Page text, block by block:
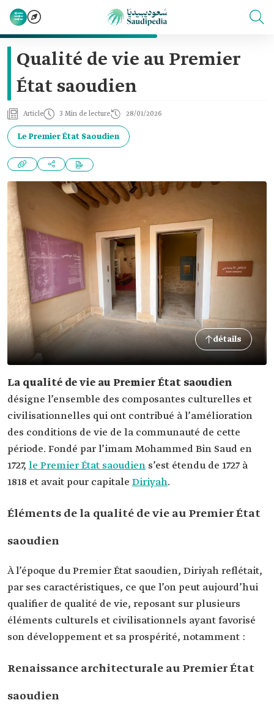
Qualité de vie au Premier
État saoudien
Article 3 Min de lecture 28/01/2026
Le Premier État Saoudien
détails
La qualité de vie au Premier État saoudien
désigne l’ensemble des composantes culturelles et
civilisationnelles qui ont contribué à l’amélioration
des conditions de vie de la communauté de cette
période. Fondé par l’imam Mohammed Bin Saud en
1727, le Premier État saoudien s’est étendu de 1727 à
1818 et avait pour capitale Diriyah.
Éléments de la qualité de vie au Premier État
saoudien
À l’époque du Premier État saoudien, Diriyah reflétait,
par ses caractéristiques, ce que l’on peut aujourd’hui
qualifier de qualité de vie, reposant sur plusieurs
éléments culturels et civilisationnels ayant favorisé
son développement et sa prospérité, notamment :
Renaissance architecturale au Premier État
saoudien